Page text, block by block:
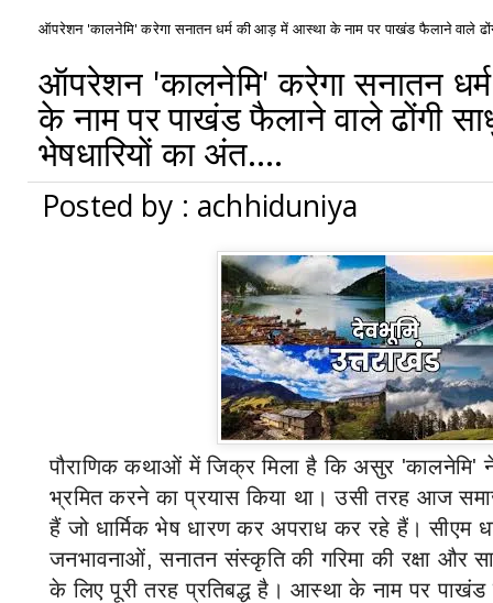
ऑपरेशन 'कालनेमि' करेगा सनातन धर्म की आड़ में आस्था के नाम पर पाखंड फैलाने वाले
ऑपरेशन 'कालनेमि' करेगा सनातन
के नाम पर पाखंड फैलाने वाले ढोंगी
भेषधारियों का अंत....
Posted by : achhiduniya
पौराणिक कथाओं में जिक्र मिला है कि असुर 'कालनेमि'
भ्रमित करने का प्रयास किया था।उसी तरह आज
हैं जो धार्मिक भेष धारण कर अपराध कर रहे हैं। सीएम
जनभावनाओं,सनातन संस्कृति की गरिमा की रक्षा और
के लिए पूरी तरह प्रतिबद्ध है । आस्था के नाम पर पाखंड